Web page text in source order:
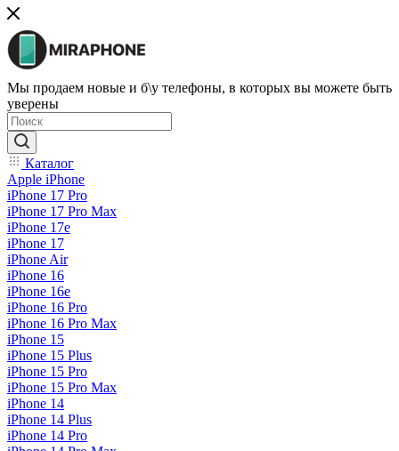
Мы продаем новые и б\у телефоны, в которых вы можете быть
уверены
Каталог
Apple iPhone
iPhone 17 Pro
iPhone 17 Pro Max
iPhone 17e
iPhone 17
iPhone Air
iPhone 16
iPhone 16e
iPhone 16 Pro
iPhone 16 Pro Max
iPhone 15
iPhone 15 Plus
iPhone 15 Pro
iPhone 15 Pro Max
iPhone 14
iPhone 14 Plus
iPhone 14 Pro